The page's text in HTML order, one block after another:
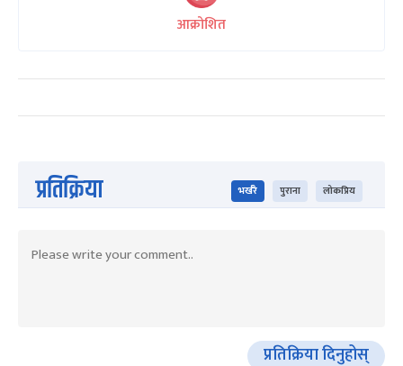
आक्रोशित
प्रतिक्रिया भर्खरै पुराना लोकप्रिय
प्रतिक्रिया दिनुहोस्